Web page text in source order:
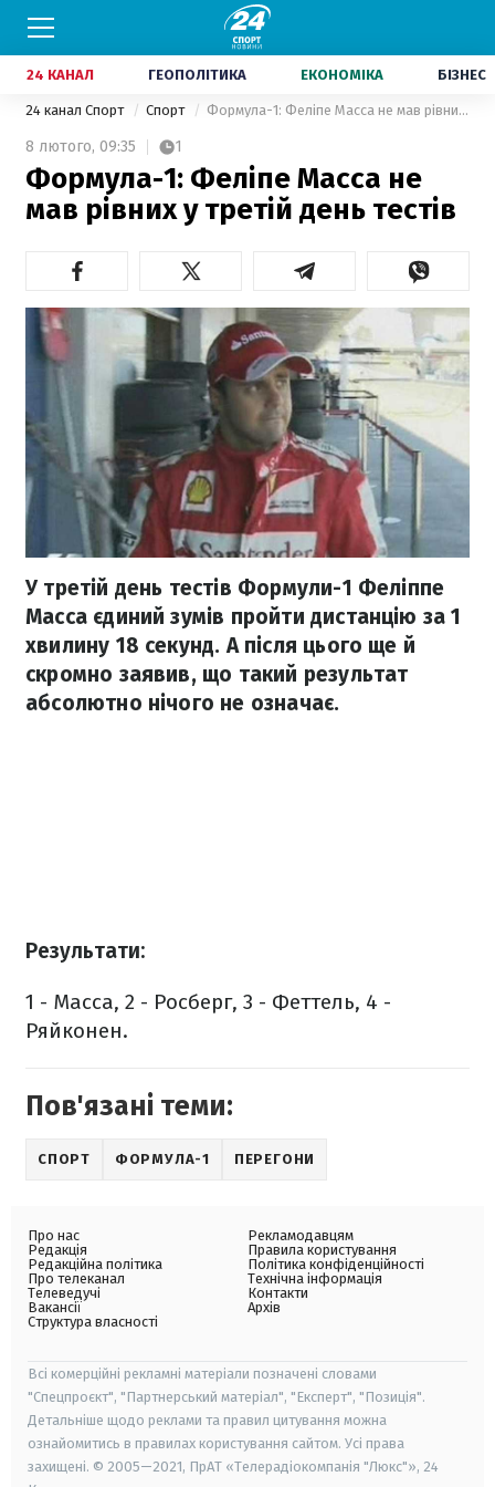
24 КАНАЛ ГЕОПОЛІТИКА ЕКОНОМІКА БІЗНЕС
24 канал Спорт Спорт Формула-1: Феліпе Масса не мав рівних у третій день тестів
8 лютого, 09:35 1
Формула-1: Феліпе Масса не
мав рівних у третій день тестів
У третій день тестів Формули-1 Феліппе
Масса єдиний зумів пройти дистанцію за 1
хвилину 18 секунд. А після цього ще й
скромно заявив, що такий результат
абсолютно нічого не означає.
Результати:
1 - Масса, 2 - Росберг, 3 - Феттель, 4 -
Ряйконен.
Пов'язані теми:
СПОРТ ФОРМУЛА-1 ПЕРЕГОНИ
Про нас
Редакція
Редакційна політика
Про телеканал
Телеведучі
Вакансії
Структура власності
Рекламодавцям
Правила користування
Політика конфіденційності
Технічна інформація
Контакти
Архів
Всі комерційні рекламні матеріали позначені словами
"Спецпроєкт", "Партнерський матеріал", "Експерт", "Позиція".
Детальніше щодо реклами та правил цитування можна
ознайомитись в правилах користування сайтом. Усі права
захищені. © 2005—2021, ПрАТ «Телерадіокомпанія "Люкс"», 24